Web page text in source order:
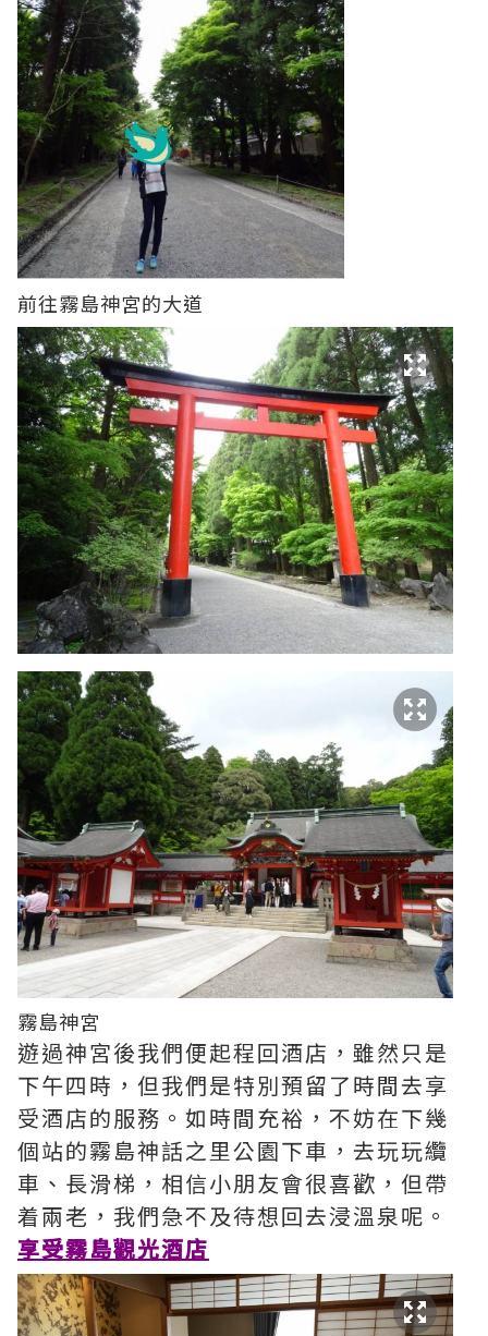
前往霧島神宮的大道
霧島神宮
遊過神宮後我們便起程回酒店，雖然只是
下午四時，但我們是特別預留了時間去享
受酒店的服務。如時間充裕，不妨在下幾
個站的霧島神話之里公園下車，去玩玩纜
車、長滑梯，相信小朋友會很喜歡，但帶
着兩老，我們急不及待想回去浸溫泉呢。
享受霧島觀光酒店